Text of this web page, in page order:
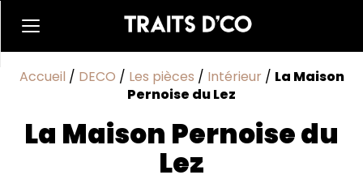
Accueil / DECO / Les pièces / Intérieur / La Maison
Pernoise du Lez
La Maison Pernoise du
Lez